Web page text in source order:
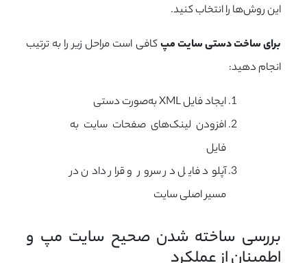
این روش‌ها را انتخاب کنید.
برای ساخت دستی سایت مپکافی است مراحل زیر را به ترتیب
انجام دهید:
ایجاد فایل XML به‌صورت دستی
افزودن لینک‌های صفحات سایت به
فایل
آپلود فایل در سرور و قرار دادن در
مسیر اصلی سایت